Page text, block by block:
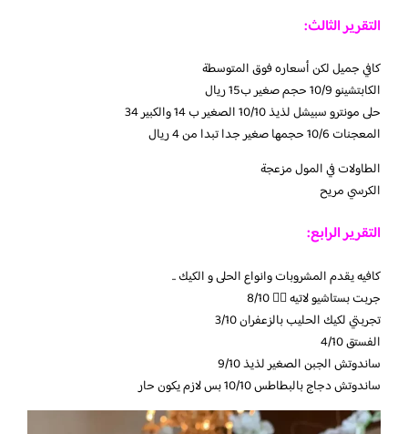
التقرير الثالث:
كافي جميل لكن أسعاره فوق المتوسطة
الكابتشينو 10/9 حجم صغير ب15 ريال
حلى مونترو سبيشل لذيذ 10/10 الصغير ب 14 والكبير 34
المعجنات 10/6 حجمها صغير جدا تبدا من 4 ريال
الطاولات في المول مزعجة
الكرسي مريح
التقرير الرابع:
كافيه يقدم المشروبات وانواع الحلى و الكيك ..
جربت بستاشيو لاتيه 👍🏻 8/10
تجربتي لكيك الحليب بالزعفران 3/10
الفستق 4/10
ساندوتش الجبن الصغير لذيذ 9/10
ساندوتش دجاج بالبطاطس 10/10 بس لازم يكون حار